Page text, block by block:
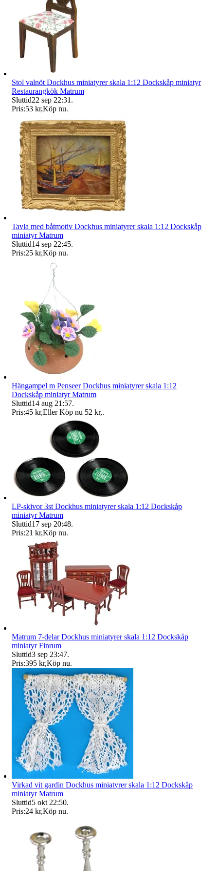
Stol valnöt Dockhus miniatyrer skala 1:12 Dockskåp miniatyr
Restaurangkök Matrum
Sluttid22 sep 22:31 .
Pris:53 kr,Köp nu.
Tavla med båtmotiv Dockhus miniatyrer skala 1:12 Dockskåp
miniatyr Matrum
Sluttid14 sep 22:45.
Pris:25 kr,Köp nu.
Hängampel m Penseer Dockhus miniatyrer skala 1:12
Dockskåp miniatyr Matrum
Sluttid14 aug 21:57.
Pris:45 kr,Eller Köp nu 52 kr,.
LP-skivor 3st Dockhus miniatyrer skala 1:12 Dockskåp
miniatyr Matrum
Sluttid17 sep 20:48.
Pris:21 kr,Köp nu.
Matrum 7-delar Dockhus miniatyrer skala 1:12 Dockskåp
miniatyr Finrum
Sluttid3 sep 23:47.
Pris:395 kr,Köp nu.
Virkad vit gardin Dockhus miniatyrer skala 1:12 Dockskåp
miniatyr Matrum
Sluttid5 okt 22:50.
Pris:24 kr,Köp nu.